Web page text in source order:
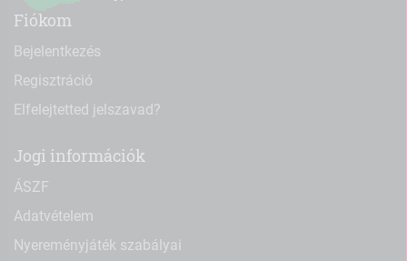
Fiókom
Bejelentkezés
Regisztráció
Elfelejtetted jelszavad?
Jogi információk
ÁSZF
Adatvételem
Nyereményjáték szabályai